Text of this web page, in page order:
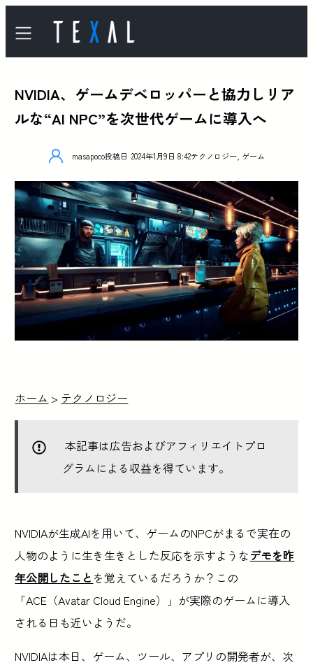
NVIDIA、ゲームデベロッパーと協力しリア
ルな“AI NPC”を次世代ゲームに導入へ
masapoco投稿日 2024年1月9日 8:42テクノロジー ゲーム
ホーム > テクノロジー
本記事は広告およびアフィリエイトプロ
グラムによる収益を得ています。
NVIDIAが生成AIを用いて、ゲームのNPCがまるで実在の
人物のように生き生きとした反応を示すようなデモを昨
年公開したこと を覚えているだろうか？この
「ACE（Avatar Cloud Engine）」が実際のゲームに導入
される日も近いようだ。
NVIDIAは本日、ゲーム、ツール、アプリの開発者が、次